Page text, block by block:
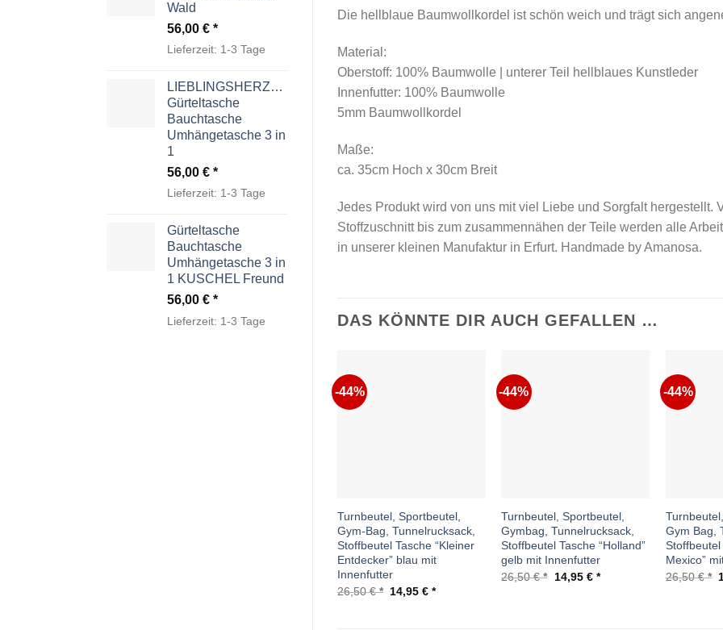
Wald
56,00 €
Lieferzeit: 1-3 Tage
LIEBLINGSHERZCHEN
Gürteltasche
Bauchtasche
Umhängetasche 3 in
1
56,00 €
Lieferzeit: 1-3 Tage
Gürteltasche
Bauchtasche
Umhängetasche 3 in
1 KUSCHEL Freund
56,00 €
Lieferzeit: 1-3 Tage
Die hellblaue Baumwollkordel ist schön weich und trägt sich
Material:
Oberstoff: 100% Baumwolle | unterer Teil hellblaues Kunstleder
Innenfutter: 100% Baumwolle
5mm Baumwollkordel
Maße:
ca. 35cm Hoch x 30cm Breit
Jedes Produkt wird von uns mit viel Liebe und Sorgfalt hergestellt.
Stoffzuschnitt bis zum zusammennähen der Teile werden alle
in unserer kleinen Manufaktur in Erfurt. Handmade by Amanosa.
DAS KÖNNTE DIR AUCH GEFALLEN …
-44%
Turnbeutel, Sportbeutel,
Gym-Bag, Tunnelrucksack,
Stoffbeutel Tasche “Kleiner
Entdecker” blau mit
Innenfutter
26,50€
Ursprünglicher
14,95€ Aktueller
-44%
Turnbeutel, Sportbeutel,
Gymbag, Tunnelrucksack,
Stoffbeutel Tasche “Holland”
gelb mit Innenfutter
26,50€
Ursprünglicher
14,95 € Aktueller
-44%
Gym Bag,
Stoffbeutel
Mexico”
26,50€